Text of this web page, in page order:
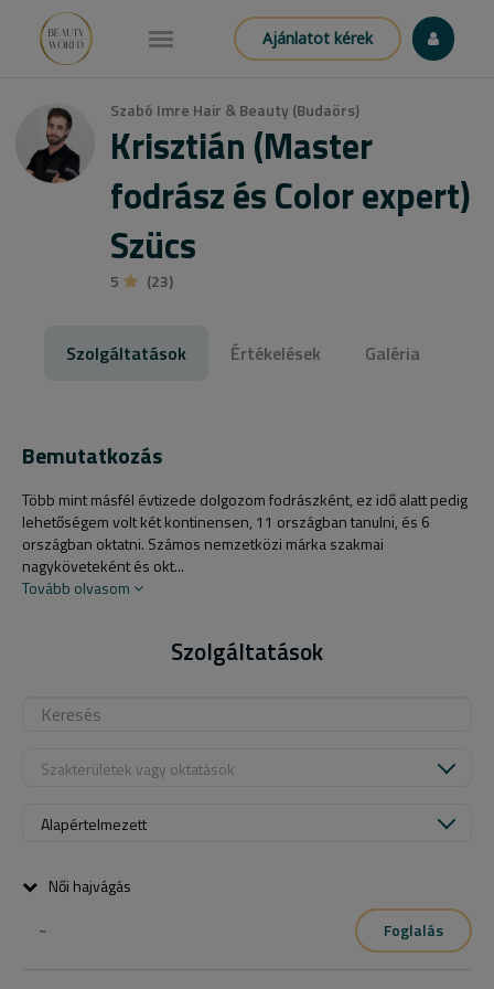
Ajánlatot kérek
Szabó Imre Hair & Beauty (Budaörs)
Krisztián (Master
fodrász és Color expert)
Szücs
5 (23)
Szolgáltatások Értékelések Galéria
Bemutatkozás
Több mint másfél évtizede dolgozom fodrászként, ez idő alatt pedig
lehetőségem volt két kontinensen, 11 országban tanulni, és 6
országban oktatni. Számos nemzetközi márka szakmai
nagyköveteként és okt...
Tovább olvasom
Szolgáltatások
Szakterületek vagy oktatások
Alapértelmezett
Női hajvágás
~
Foglalás
Mosást és szárítást is tartalmazza.